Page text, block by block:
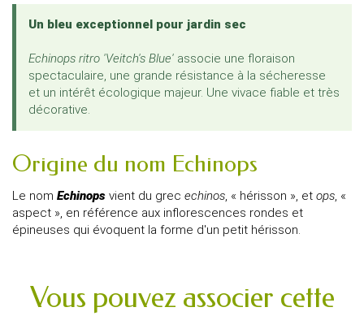
Un bleu exceptionnel pour jardin sec
Echinops ritro 'Veitch's Blue' associe une floraison
spectaculaire, une grande résistance à la sécheresse
et un intérêt écologique majeur. Une vivace fiable et très
décorative.
Origine du nom Echinops
Le nom Echinops vient du grec echinos, « hérisson », et ops, «
aspect », en référence aux inflorescences rondes et
épineuses qui évoquent la forme d'un petit hérisson.
Vous pouvez associer cette